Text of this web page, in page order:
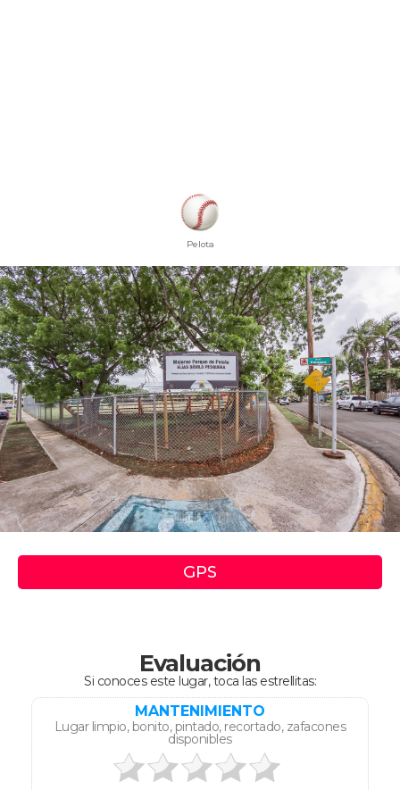
Pelota
GPS
Evaluación
Si conoces este lugar, toca las estrellitas:
MANTENIMIENTO
Lugar limpio, bonito, pintado, recortado, zafacones
disponibles